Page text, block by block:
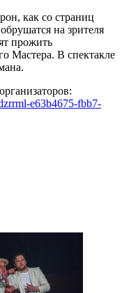
как со страниц
на зрителя
прожить
Мастера. В спектакле
e63b4675-fbb7-